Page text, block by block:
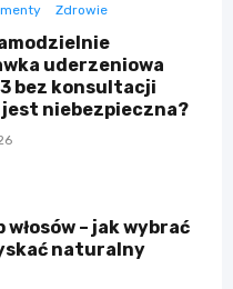
Zdrowie
uderzeniowa
bez konsultacji
niebezpieczna?
– jak wybrać
naturalny